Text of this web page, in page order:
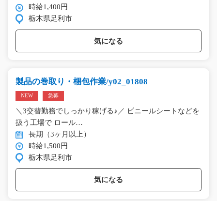
時給1,400円
栃木県足利市
気になる
製品の巻取り・梱包作業/y02_01808
NEW 急募
＼3交替勤務でしっかり稼げる♪／ ビニールシートなどを
扱う工場で ロール…
長期（3ヶ月以上）
時給1,500円
栃木県足利市
気になる